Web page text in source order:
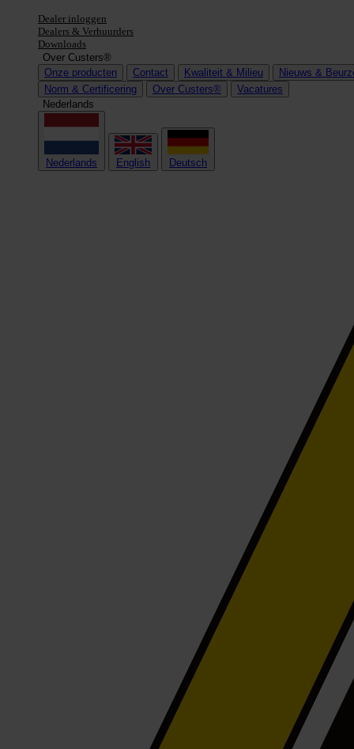
Dealer inloggen
Dealers & Verhuurders
Downloads
Over Custers®
Onze producten
Contact Kwaliteit & Milieu
Nieuws &
Norm & Certificering
Over Custers®
Vacatures
Nederlands
Nederlands English Deutsch